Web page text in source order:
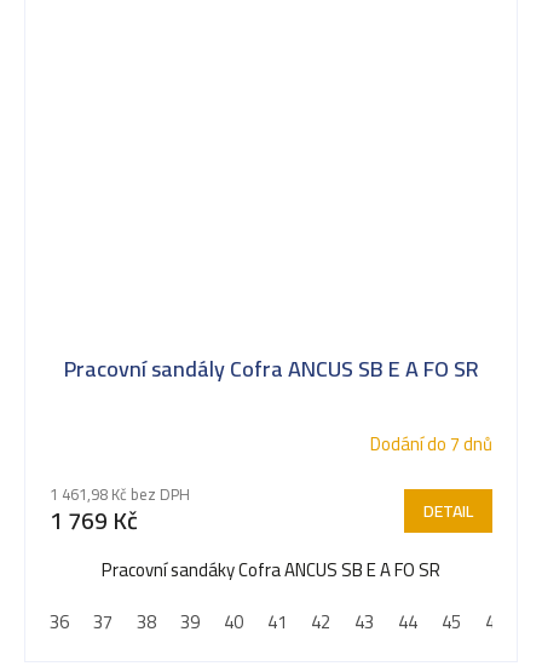
Pracovní sandály Cofra ANCUS SB E A FO SR
Dodání do 7 dnů
1 461,98 Kč bez DPH
1 769 Kč DETAIL
Pracovní sandáky Cofra ANCUS SB E A FO SR
36
37 38 39 40 41 42 43 44 45 46